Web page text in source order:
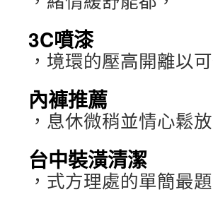
3C噴漆
，境環的壓高開離以
內褲推薦
，息休微稍並情心鬆
台中裝潢清潔
，式方理處的單簡最